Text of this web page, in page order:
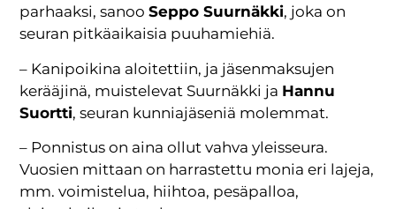
parhaaksi, sanooSeppo Suurnäkki, joka on
seuran pitkäaikaisia puuhamiehiä.
– Kanipoikina aloitettiin, ja jäsenmaksujen
kerääjinä, muistelevat Suurnäkki ja Hannu
Suortti, seuran kunniajäseniä molemmat.
– Ponnistus on aina ollut vahva yleisseura.
Vuosien mittaan on harrastettu monia eri lajeja,
mm. voimistelua, hiihtoa, pesäpalloa,